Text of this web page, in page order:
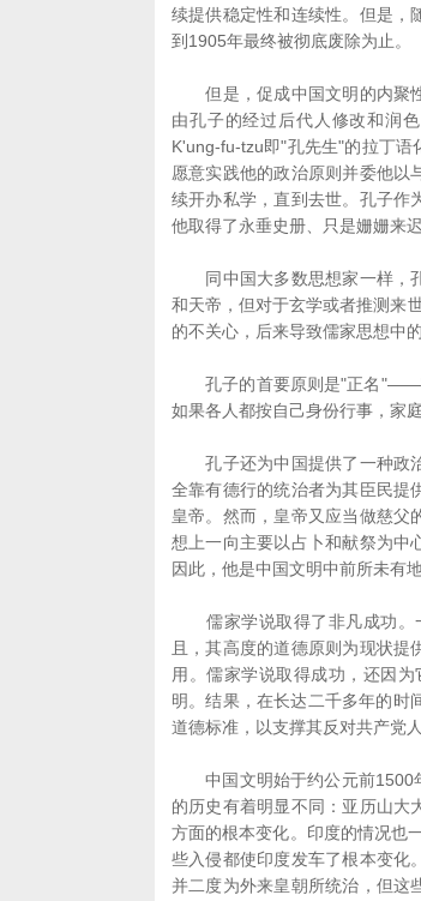
续提供稳定性和连续性。但是，
到1905年最终被彻底废除为止。
但是，促成中国文明的内聚性
由孔子的经过后代人修改和润
K'ung-fu-tzu即"孔先生"的拉丁
愿意实践他的政治原则并委他以
续开办私学，直到去世。孔子作
他取得了永垂史册、只是姗姗来迟
同中国大多数思想家一样，孔
和天帝，但对于玄学或者推测来
的不关心，后来导致儒家思想中
孔子的首要原则是"正名"――"君
如果各人都按自己身份行事，家
孔子还为中国提供了一种政治
全靠有德行的统治者为其臣民提
皇帝。然而，皇帝又应当做慈父
想上一向主要以占卜和献祭为中
因此，他是中国文明中前所未有
儒家学说取得了非凡成功。
且，其高度的道德原则为现状
用。儒家学说取得成功，还因
明。结果，在长达二千多年的时
道德标准，以支撑其反对共产党
中国文明始于约公元前1500年
的历史有着明显不同：亚历山大
方面的根本变化。印度的情况也
些入侵都使印度发车了根本变化
并二度为外来皇朝所统治，但这